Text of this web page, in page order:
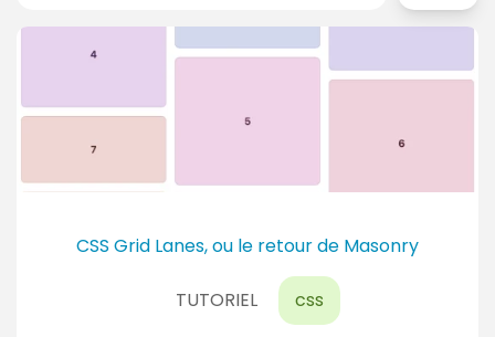
D
r
i
CSS Grid Lanes, ou le retour de Masonry
TUTORIEL css